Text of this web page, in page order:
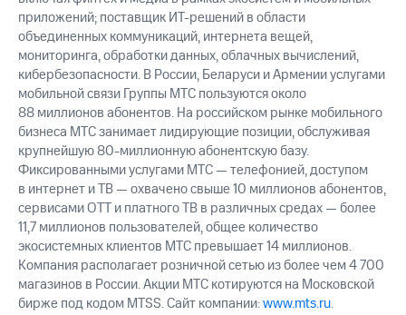
приложений; поставщик ИТ-решений в области
объединенных коммуникаций, интернета вещей,
мониторинга, обработки данных, облачных вычислений,
кибербезопасности. В России, Беларуси и Армении услугами
мобильной связи Группы МТС пользуются около
88 миллионов абонентов. На российском рынке мобильного
бизнеса МТС занимает лидирующие позиции, обслуживая
крупнейшую 80-миллионную абонентскую базу.
Фиксированными услугами МТС — телефонией, доступом
в интернет и ТВ — охвачено свыше 10 миллионов абонентов,
сервисами OTT и платного ТВ в различных средах — более
11,7 миллионов пользователей, общее количество
экосистемных клиентов МТС превышает 14 миллионов.
Компания располагает розничной сетью из более чем 4 700
магазинов в России. Акции МТС котируются на Московской
бирже под кодом MTSS. Сайт компании:www.mts.ru.